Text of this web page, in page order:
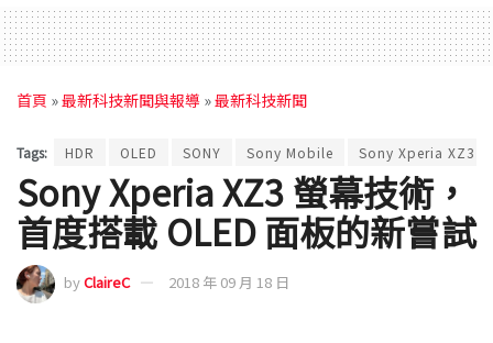
首頁 »最新科技新聞與報導 »最新科技新聞
Tags: HDR OLED SONY Sony Mobile Sony Xperia XZ3
Sony Xperia XZ3 螢幕技術，
首度搭載 OLED 面板的新嘗試
byClaireC 2018 年 09 月 18 日